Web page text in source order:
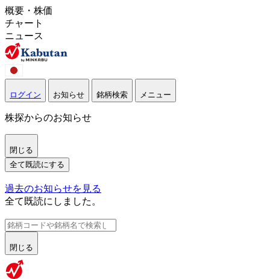
概要・株価
チャート
ニュース
ログイン お知らせ 銘柄検索 メニュー
株探からのお知らせ
閉じる
全て既読にする
過去のお知らせを見る
全て既読にしました。
閉じる